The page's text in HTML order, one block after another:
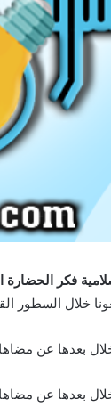
فكر الحضارة
خلال السطور
بعدها عن مضاهاة